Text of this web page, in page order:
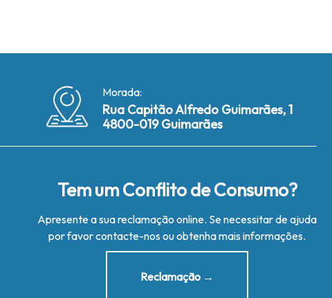
Morada:
Rua Capitão Alfredo Guimarães, 1
4800-019 Guimarães
Tem um Conflito de Consumo?
Apresente a sua reclamação online. Se necessitar de ajuda
por favor contacte-nos ou obtenha mais informações.
Reclamação →